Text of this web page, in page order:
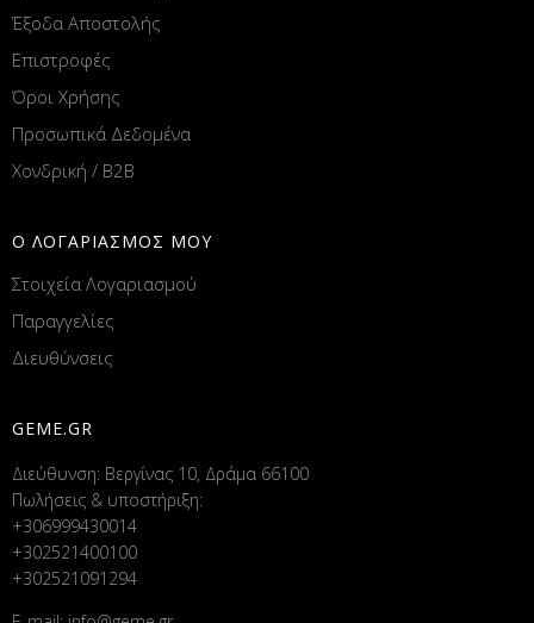
Έξοδα Αποστολής
Επιστροφές
Όροι Χρήσης
Προσωπικά Δεδομένα
Χονδρική / B2B
Ο ΛΟΓΑΡΙΑΣΜΟΣ ΜΟΥ
Στοιχεία Λογαριασμού
Παραγγελίες
Διευθύνσεις
GEME.GR
Διεύθυνση: Βεργίνας 10, Δράμα 66100
Πωλήσεις & υποστήριξη:
+306999430014
+302521400100
+302521091294